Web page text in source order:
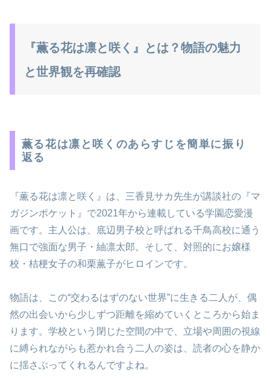
『薫る花は凛と咲く』とは？物語の魅力
と世界観を再確認
薫る花は凛と咲くのあらすじを簡単に振り
返る
『薫る花は凛と咲く』は、三香見サカ先生が講談社の『マ
ガジンポケット』で2021年から連載している学園恋愛漫
画です。主人公は、底辺男子校と呼ばれる千鳥高校に通う
無口で強面な男子・紬凛太郎。そして、対照的にお嬢様
校・桔梗女子の和栗薫子がヒロインです。
物語は、この“交わるはずのない世界”に生きる二人が、偶
然の出会いから少しずつ距離を縮めていくところから始ま
ります。学校という閉じた空間の中で、立場や周囲の視線
に縛られながらも惹かれ合う二人の姿は、読者の心を静か
に揺さぶってくれるんですよね。